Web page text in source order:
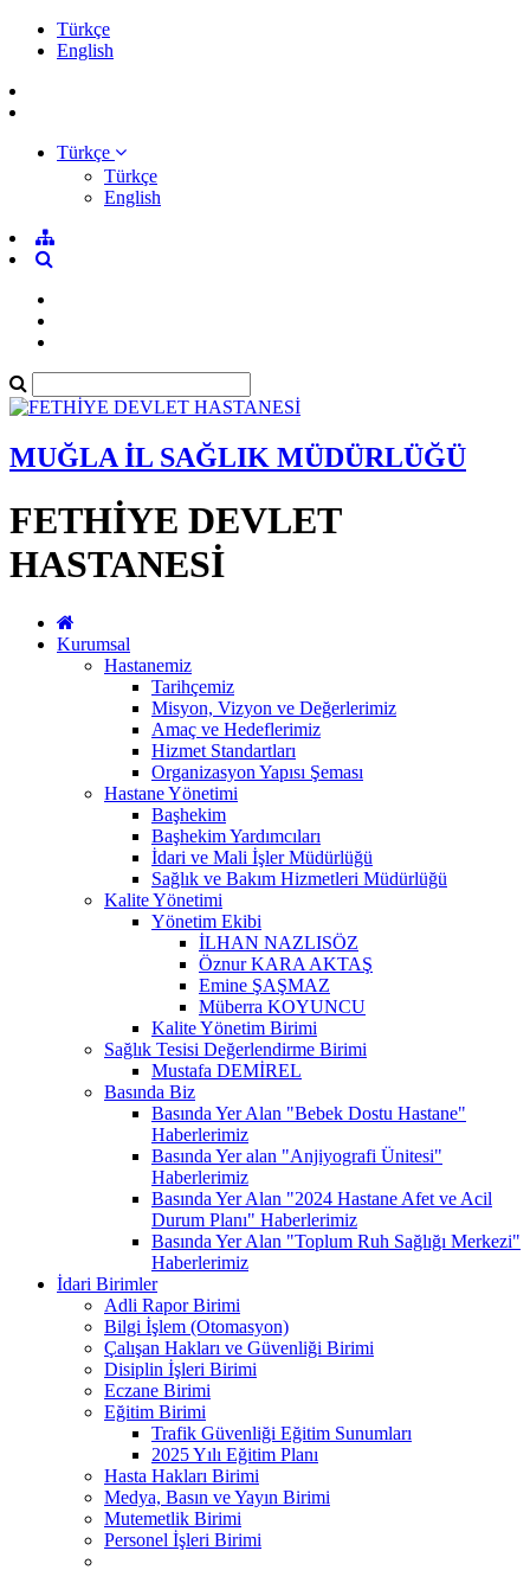
Türkçe
English
Türkçe
Türkçe
English
MUĞLA İL SAĞLIK MÜDÜRLÜĞÜ
FETHİYE DEVLET
HASTANESİ
Kurumsal
Hastanemiz
Tarihçemiz
Misyon, Vizyon ve Değerlerimiz
Amaç ve Hedeflerimiz
Hizmet Standartları
Organizasyon Yapısı Şeması
Hastane Yönetimi
Başhekim
Başhekim Yardımcıları
İdari ve Mali İşler Müdürlüğü
Sağlık ve Bakım Hizmetleri Müdürlüğü
Kalite Yönetimi
Yönetim Ekibi
İLHAN NAZLISÖZ
Öznur KARA AKTAŞ
Emine ŞAŞMAZ
Müberra KOYUNCU
Kalite Yönetim Birimi
Sağlık Tesisi Değerlendirme Birimi
Mustafa DEMİREL
Basında Biz
Basında Yer Alan "Bebek Dostu Hastane"
Haberlerimiz
Basında Yer alan "Anjiyografi Ünitesi"
Haberlerimiz
Basında Yer Alan "2024 Hastane Afet ve Acil
Durum Planı" Haberlerimiz
Basında Yer Alan "Toplum Ruh Sağlığı Merkezi"
Haberlerimiz
İdari Birimler
Adli Rapor Birimi
Bilgi İşlem (Otomasyon)
Çalışan Hakları ve Güvenliği Birimi
Disiplin İşleri Birimi
Eczane Birimi
Eğitim Birimi
Trafik Güvenliği Eğitim Sunumları
2025 Yılı Eğitim Planı
Hasta Hakları Birimi
Medya, Basın ve Yayın Birimi
Mutemetlik Birimi
Personel İşleri Birimi